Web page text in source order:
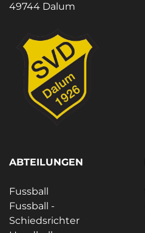
49744 Dalum
ABTEILUNGEN
Fussball
Fussball -
Schiedsrichter